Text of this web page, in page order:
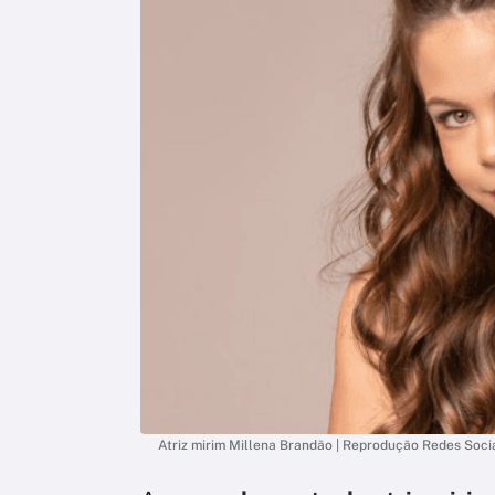
Atriz mirim Millena Brandão | Reprodução Redes